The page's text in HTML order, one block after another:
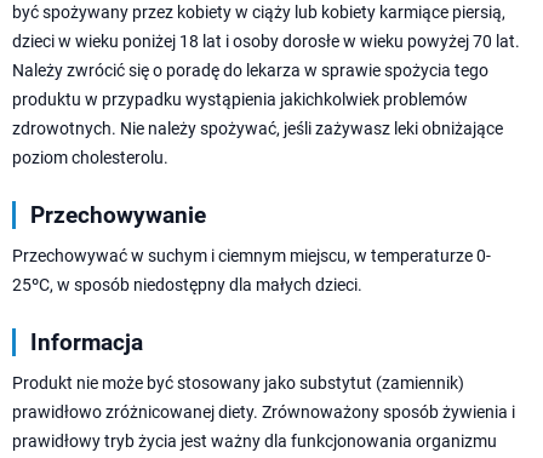
być spożywany przez kobiety w ciąży lub kobiety karmiące piersią,
dzieci w wieku poniżej 18 lat i osoby dorosłe w wieku powyżej 70 lat.
Należy zwrócić się o poradę do lekarza w sprawie spożycia tego
produktu w przypadku wystąpienia jakichkolwiek problemów
zdrowotnych. Nie należy spożywać, jeśli zażywasz leki obniżające
poziom cholesterolu.
Przechowywanie
Przechowywać w suchym i ciemnym miejscu, w temperaturze 0-
25ºC, w sposób niedostępny dla małych dzieci.
Informacja
Produkt nie może być stosowany jako substytut (zamiennik)
prawidłowo zróżnicowanej diety. Zrównoważony sposób żywienia i
prawidłowy tryb życia jest ważny dla funkcjonowania organizmu